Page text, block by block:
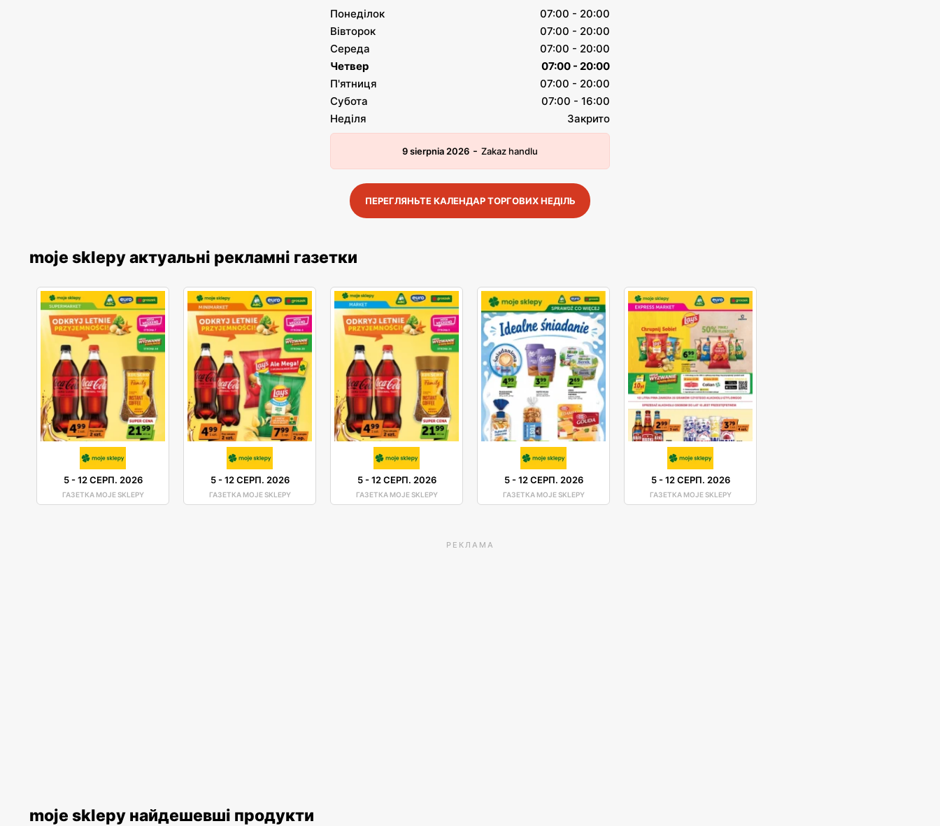
Понеділок
07:00 - 20:00
Вівторок
07:00 - 20:00
Середа
07:00 - 20:00
Четвер
07:00 - 20:00
П'ятниця
07:00 - 20:00
Субота
07:00 - 16:00
Неділя
Закрито
9 sierpnia 2026 - Zakaz handlu
ПЕРЕГЛЯНЬТЕ КАЛЕНДАР ТОРГОВИХ НЕДІЛЬ
moje sklepy актуальні рекламні газетки
5-12 СЕРП. 2026
ГАЗЕТКА MOJE SKLEPY
5-12 СЕРП. 2026
ГАЗЕТКА MOJE SKLEPY
5-12 СЕРП. 2026
ГАЗЕТКА MOJE SKLEPY
5-12 СЕРП. 2026
ГАЗЕТКА MOJE SKLEPY
5-12 СЕРП. 2026
ГАЗЕТКА MOJE SKLEPY
РЕКЛАМА
moje sklepy найдешевші продукти